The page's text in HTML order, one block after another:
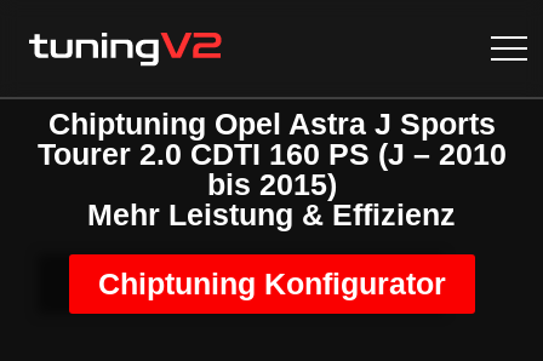
Chiptuning Opel Astra J Sports
Tourer 2.0 CDTI 160 PS (J – 2010
bis 2015)
Mehr Leistung & Effizienz
Chiptuning Konfigurator